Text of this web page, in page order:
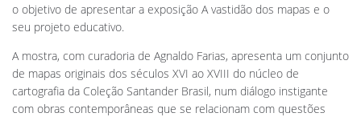
o objetivo de apresentar a exposição A vastidão dos mapas e o
seu projeto educativo.
A mostra, com curadoria de Agnaldo Farias, apresenta um conjunto
de mapas originais dos séculos XVI ao XVIII do núcleo de
cartografia da Coleção Santander Brasil, num diálogo instigante
com obras contemporâneas que se relacionam com questões